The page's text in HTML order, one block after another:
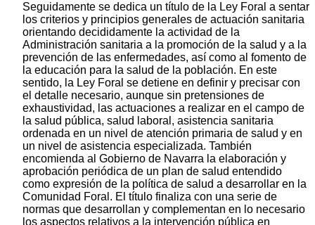
Seguidamente se dedica un título de la Ley Foral a sentar
los criterios y principios generales de actuación sanitaria
orientando decididamente la actividad de la
Administración sanitaria a la promoción de la salud y a la
prevención de las enfermedades, así como al fomento de
la educación para la salud de la población. En este
sentido, la Ley Foral se detiene en definir y precisar con
el detalle necesario, aunque sin pretensiones de
exhaustividad, las actuaciones a realizar en el campo de
la salud pública, salud laboral, asistencia sanitaria
ordenada en un nivel de atención primaria de salud y en
un nivel de asistencia especializada. También
encomienda al Gobierno de Navarra la elaboración y
aprobación periódica de un plan de salud entendido
como expresión de la política de salud a desarrollar en la
Comunidad Foral. El título finaliza con una serie de
normas que desarrollan y complementan en lo necesario
los aspectos relativos a la intervención pública en